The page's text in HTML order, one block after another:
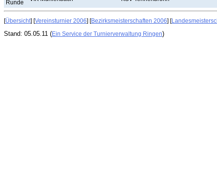
Runde
[Übersicht] [Vereinsturnier 2006] [Bezirksmeisterschaften 2006] [
Stand: 05.05.11 (Ein Service der Turnierverwaltung Ringen)